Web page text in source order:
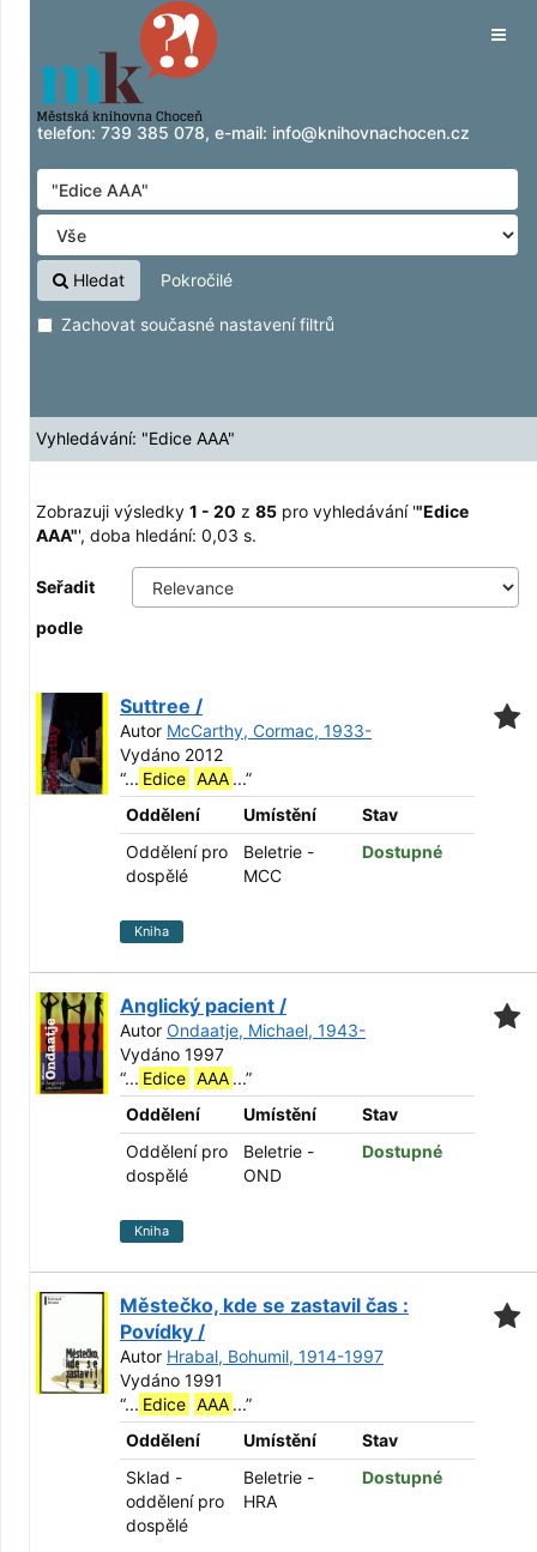
Zobrazuji výsledky1 - 20
Přeskočit na obsah
telefon: 739 385 078, e-mail: info@knihovnachocen.cz
Hledat Pokročilé
Zachovat současné nastavení filtrů
Vyhledávání: "Edice AAA"
Zobrazuji výsledky 1 - 20 z 85 pro vyhledávání '"Edice
AAA"', doba hledání: 0,03 s.
Seřadit
podle
Suttree /
Autor McCarthy, Cormac, 1933-
Vydáno 2012
“... Edice AAA ...”
Oddělení
Umístění
Stav
Oddělení pro
dospělé
Beletrie -
MCC
Dostupné
Kniha
Anglický pacient /
Autor Ondaatje, Michael, 1943-
Vydáno 1997
“... Edice AAA ...”
Oddělení
Umístění
Stav
Oddělení pro
dospělé
Beletrie -
OND
Dostupné
Kniha
Městečko, kde se zastavil čas :
Povídky /
Autor Hrabal, Bohumil, 1914-1997
Vydáno 1991
“... Edice AAA ...”
Oddělení
Umístění
Stav
Sklad -
oddělení pro
dospělé
Beletrie -
HRA
Dostupné